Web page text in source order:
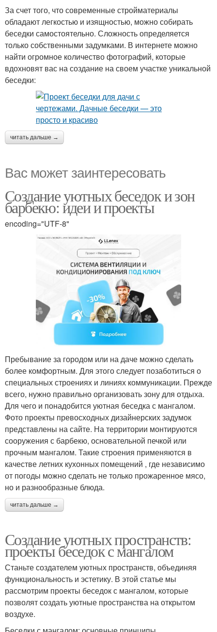
За счет того, что современные стройматериалы
обладают легкостью и изящностью, можно собирать
беседки самостоятельно. Сложность определяется
только собственными задумками. В интернете можно
найти огромное количество фотографий, которые
вдохновят вас на создание на своем участке уникальной
беседки:
читать дальше →
Вас может заинтересовать
Создание уютных беседок и зон
барбекю: идеи и проекты
encoding="UTF-8"
Пребывание за городом или на даче можно сделать
более комфортным. Для этого следует позаботиться о
специальных строениях и линиях коммуникации. Прежде
всего, нужно правильно организовать зону для отдыха.
Для чего и понадобится уютная беседка с мангалом.
Фото проекты превосходных дизайнерских задумок
представлены на сайте. На территории монтируются
сооружения с барбекю, основательной печкой или
прочным мангалом. Такие строения применяются в
качестве летних кухонных помещений , где независимо
от погоды можно сделать не только прожаренное мясо,
но и разнообразные блюда.
читать дальше →
Создание уютных пространств:
проекты беседок с мангалом
Станьте создателем уютных пространств, объединяя
функциональность и эстетику. В этой статье мы
рассмотрим проекты беседок с мангалом, которые
позволят создать уютные пространства на открытом
воздухе.